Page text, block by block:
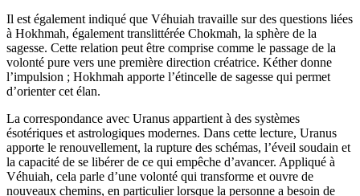
Il est également indiqué que Véhuiah travaille sur des questions liées
à Hokhmah, également translittérée Chokmah, la sphère de la
sagesse. Cette relation peut être comprise comme le passage de la
volonté pure vers une première direction créatrice. Kéther donne
l’impulsion ; Hokhmah apporte l’étincelle de sagesse qui permet
d’orienter cet élan.
La correspondance avec Uranus appartient à des systèmes
ésotériques et astrologiques modernes. Dans cette lecture, Uranus
apporte le renouvellement, la rupture des schémas, l’éveil soudain et
la capacité de se libérer de ce qui empêche d’avancer. Appliqué à
Véhuiah, cela parle d’une volonté qui transforme et ouvre de
nouveaux chemins, en particulier lorsque la personne a besoin de